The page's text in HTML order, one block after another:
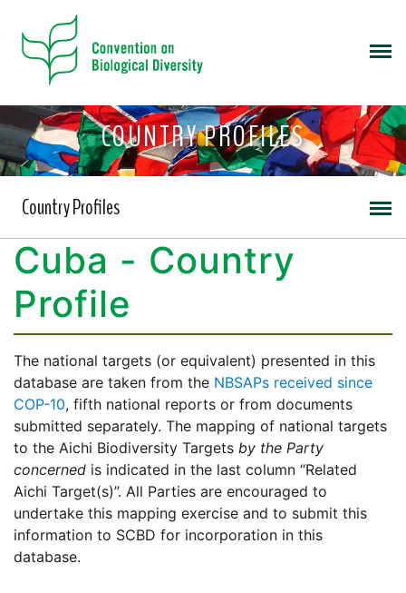
COUNTRY PROFILES
Country Profiles
Cuba - Country
Profile
The national targets (or equivalent) presented in this
database are taken from the NBSAPs received since
COP-10, fifth national reports or from documents
submitted separately. The mapping of national targets
to the Aichi Biodiversity Targets by the Party
concerned is indicated in the last column “Related
Aichi Target(s)”. All Parties are encouraged to
undertake this mapping exercise and to submit this
information to SCBD for incorporation in this
database.